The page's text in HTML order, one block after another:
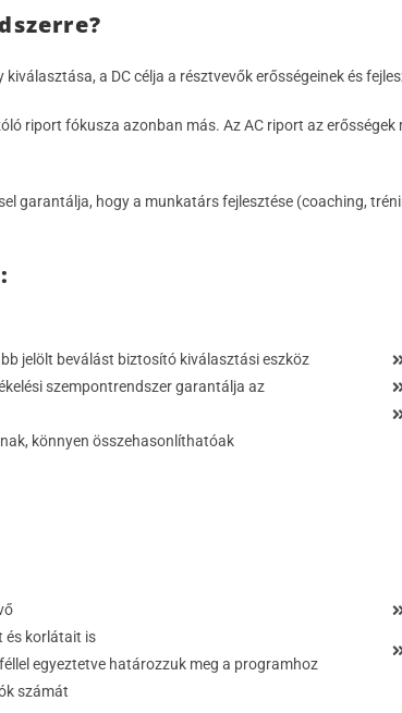
a DC célja a résztvevők erősségeinek és
riport fókusza azonban más. Az AC riport az
garantálja, hogy a munkatárs fejlesztése (coaching,
jelölt beválást biztosító kiválasztási eszköz
szempontrendszer garantálja az
könnyen összehasonlíthatóak
és korlátait is
egyeztetve határozzuk meg a programhoz
számát